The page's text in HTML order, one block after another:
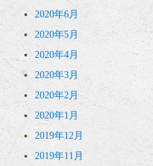
2020年6月
2020年5月
2020年4月
2020年3月
2020年2月
2020年1月
2019年12月
2019年11月